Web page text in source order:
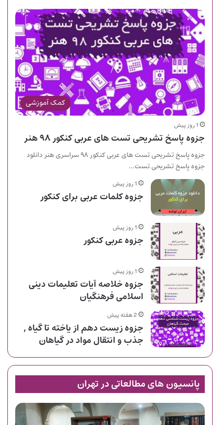
کمک آموزشی
1 روز پیش
جزوه پاسخ تشریحی تست های عربی کنکور ۹۸ هنر
جزوه پاسخ تشریحی تست های عربی کنکور ۹۸ سراسری هنر دانلود
جزوه پاسخ تشریحی تست…
1 روز پیش
جزوه کلمات عربی برای کنکور
1 روز پیش
جزوه عربی کنکور
1 روز پیش
جزوه خلاصه آیات تعلیمات دینی
اسلامی فرهنگیان
2 هفته پیش
جزوه زیست دهم از یاخته تا گیاه ,
جذب و انتقال مواد در گیاهان
پانسیون های مطالعاتی در تهران